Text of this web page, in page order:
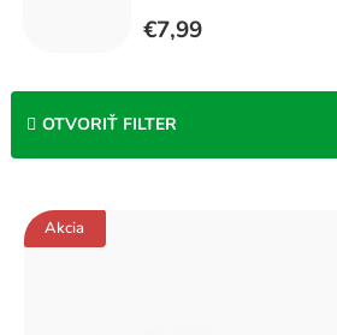
€7,99
OTVORIŤ FILTER
ý
Akcia